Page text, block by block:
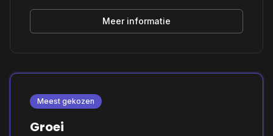
Meer informatie
Meest gekozen
Groei